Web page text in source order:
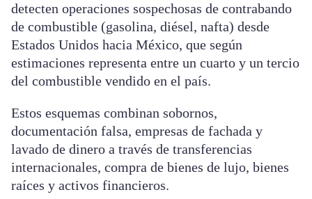
detecten operaciones sospechosas de contrabando
de combustible (gasolina, diésel, nafta) desde
Estados Unidos hacia México, que según
estimaciones representa entre un cuarto y un tercio
del combustible vendido en el país.
Estos esquemas combinan sobornos,
documentación falsa, empresas de fachada y
lavado de dinero a través de transferencias
internacionales, compra de bienes de lujo, bienes
raíces y activos financieros.